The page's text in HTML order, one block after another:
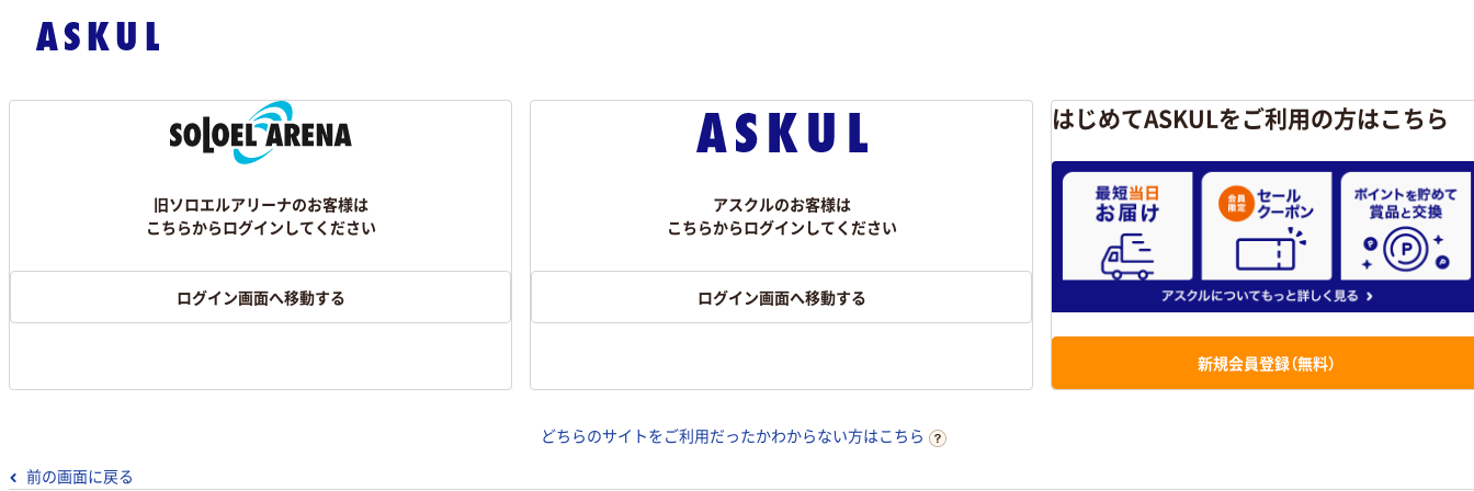
旧ソロエルアリーナのお客様は
こちらからログインしてください
ログイン画面へ移動する
アスクルのお客様は
こちらからログインしてください
ログイン画面へ移動する
はじめてASKULをご利用の方はこちら
新規会員登録（無料）
どちらのサイトをご利用だったかわからない方はこちら
前の画面に戻る